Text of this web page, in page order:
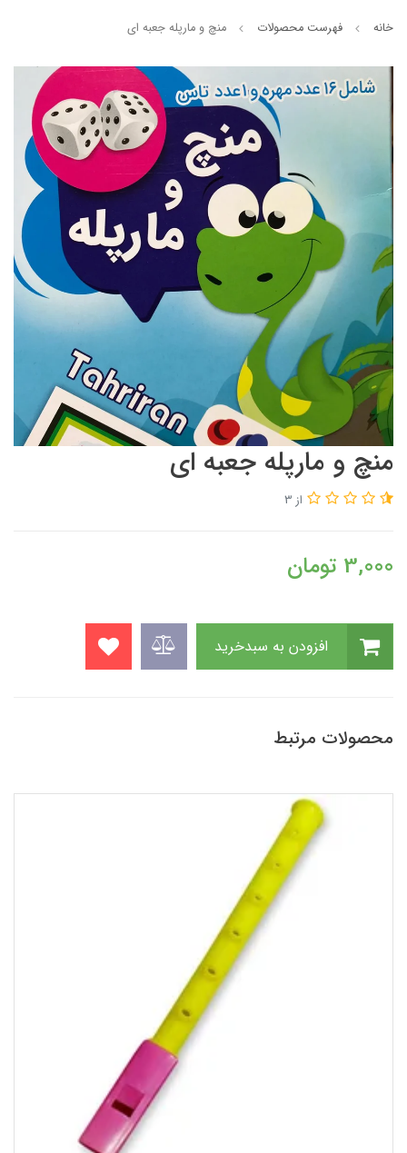
خانه فهرست محصولات منچ و مارپله جعبه ای
منچ و مارپله جعبه ای
از 3
3,000 تومان
محصولات مرتبط